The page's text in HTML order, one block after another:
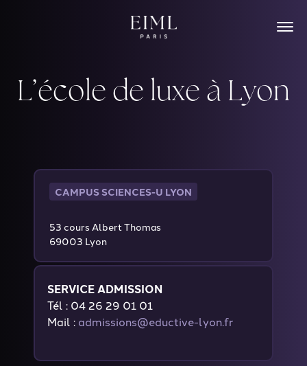
L’école de luxe à Lyon
CAMPUS SCIENCES-U LYON
53 cours Albert Thomas
69003 Lyon
SERVICE ADMISSION
Tél : 04 26 29 01 01
Mail : admissions@eductive-lyon.fr